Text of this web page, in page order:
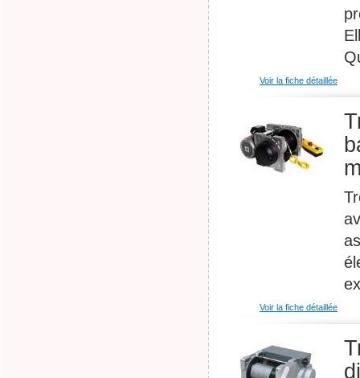
Voir la fiche détaillée
Voir la fiche détaillée